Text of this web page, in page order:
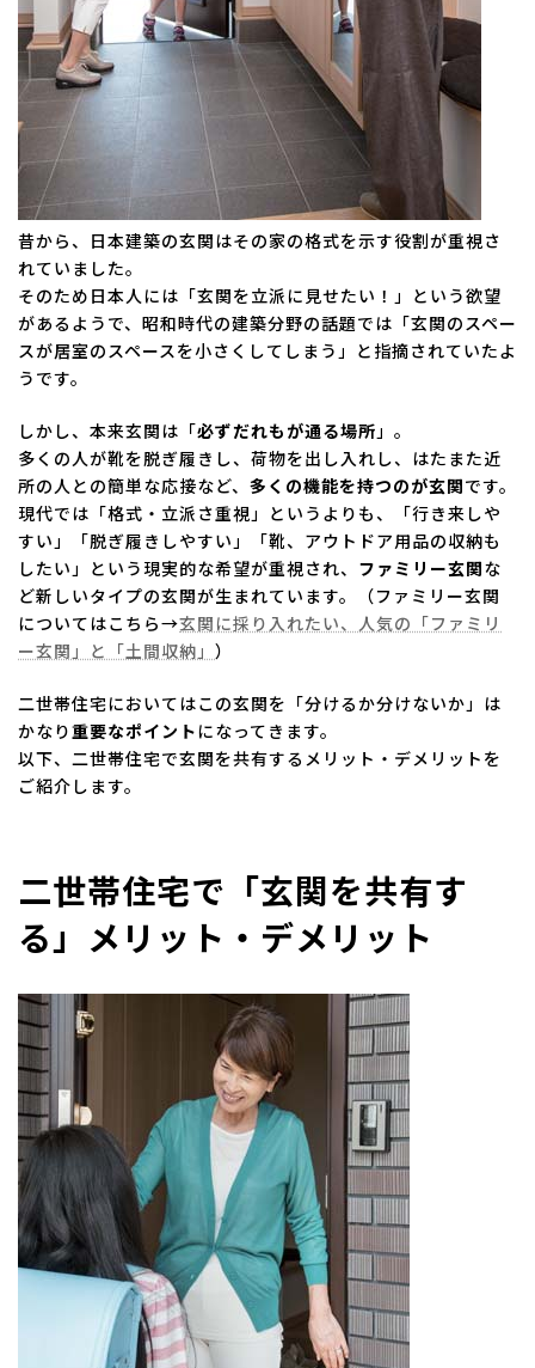
昔から、日本建築の玄関はその家の格式を示す役割が重視さ
れていました。
そのため日本人には「玄関を立派に見せたい！」という欲望
があるようで、昭和時代の建築分野の話題では「玄関のスペー
スが居室のスペースを小さくしてしまう」と指摘されていたよ
うです。
しかし、本来玄関は「必ずだれもが通る場所 」。
多くの人が靴を脱ぎ履きし、荷物を出し入れし、はたまた近
所の人との簡単な応接など、 多くの機能を持つのが玄関です。
現代では「格式・立派さ重視」というよりも、「行き来しや
すい」「脱ぎ履きしやすい」「靴、アウトドア用品の収納も
したい」という現実的な希望が重視され、 ファミリー玄関な
ど新しいタイプの玄関が生まれています。（ファミリー玄関
についてはこちら→玄関に採り入れたい、人気の「ファミリ
ー玄関」と「土間収納」 ）
二世帯住宅においてはこの玄関を「分けるか分けないか」は
かなり重要なポイントになってきます。
以下、二世帯住宅で玄関を共有するメリット・デメリットを
ご紹介します。
二世帯住宅で「玄関を共有す
る」メリット・デメリット